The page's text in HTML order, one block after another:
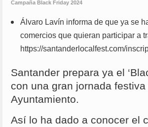
Campaña Black Friday 2024
Álvaro Lavín informa de que ya se
comercios que quieran participar a
https://santanderlocalfest.com/
Santander prepara ya el
con una gran jornada
Ayuntamiento.
Así lo ha dado a conocer el